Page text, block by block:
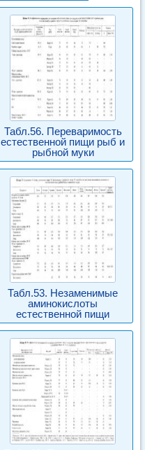
Табл.56. Переваримость
естественной пищи рыб и
рыбной муки
Табл.53. Незаменимые
аминокислоты
естественной пищи